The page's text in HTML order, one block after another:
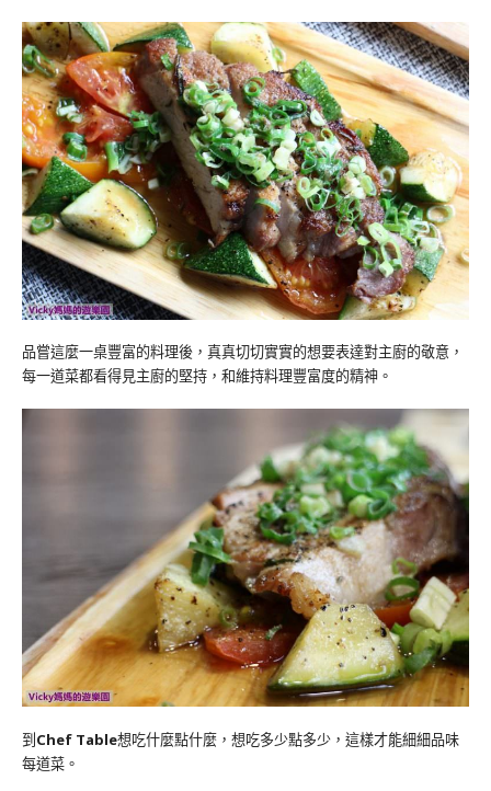
品嘗這麼一桌豐富的料理後，真真切切實實的想要表達對主廚的敬意，
每一道菜都看得見主廚的堅持，和維持料理豐富度的精神。
到Chef Table想吃什麼點什麼，想吃多少點多少，這樣才能細細品味
每道菜。